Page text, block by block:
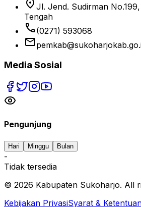
location_on Jl. Jend. Sudirman
Tengah
phone (0271) 593068
email
Media Sosial
Pengunjung
Hari Minggu Bulan
-
Tidak tersedia
© 2026 Kabupaten Sukoharjo. All
Kebijakan PrivasiSyarat &